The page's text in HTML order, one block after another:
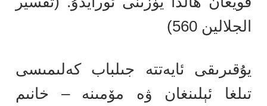
الجلالين 560)
يۇقىرىقى ئايەتتە جىلباب كەلىمىسى
تىلغا ئېلىنغان ۋە مۆمىنە – خانىم